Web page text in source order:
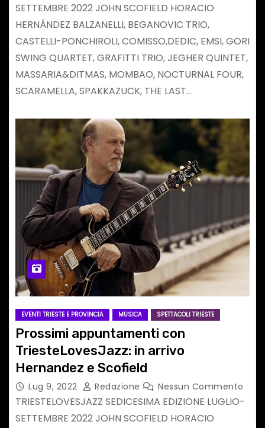
SETTEMBRE 2022 JOHN SCOFIELD HORACIO
HERNÁNDEZ BALZANELLI, BEGANOVIC TRIO,
CASTELLI-PONCHIROLI, COMISSO,DEDIC, EMSI, GORI
SWING QUARTET, GRAFITTI TRIO, JEGHER QUINTET,
MASSARIA&DITMAS, MOMBAO, NOCTURNAL FOUR,
SCARAMELLA, SPAKKAZUCK, THE LAST…
EVENTI TRIESTE E PROVINCIA MUSICA SPETTACOLI TRIESTE
Prossimi appuntamenti con
TriesteLovesJazz: in arrivo
Hernandez e Scofield
Lug 9, 2022 Redazione Nessun Commento
TRIESTELOVESJAZZ SEDICESIMA EDIZIONE LUGLIO-
SETTEMBRE 2022 JOHN SCOFIELD HORACIO